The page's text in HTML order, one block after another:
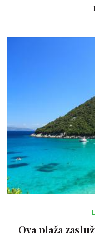
Ova plaža